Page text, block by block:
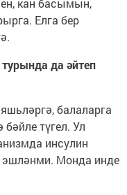
кан басымын,
Елга бер
да әйтеп
балаларга
түгел. Ул
инсулин
эшләнми. Монда инде